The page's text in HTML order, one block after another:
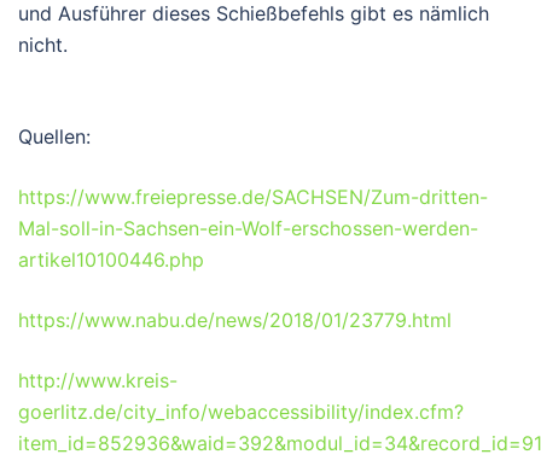
und Ausführer dieses Schießbefehls gibt es nämlich
nicht.
Quellen:
https://www.freiepresse.de/SACHSEN/Zum-dritten-
Mal-soll-in-Sachsen-ein-Wolf-erschossen-werden-
artikel10100446.php
https://www.nabu.de/news/2018/01/23779.html
http://www.kreis-
goerlitz.de/city_info/webaccessibility/index.cfm?